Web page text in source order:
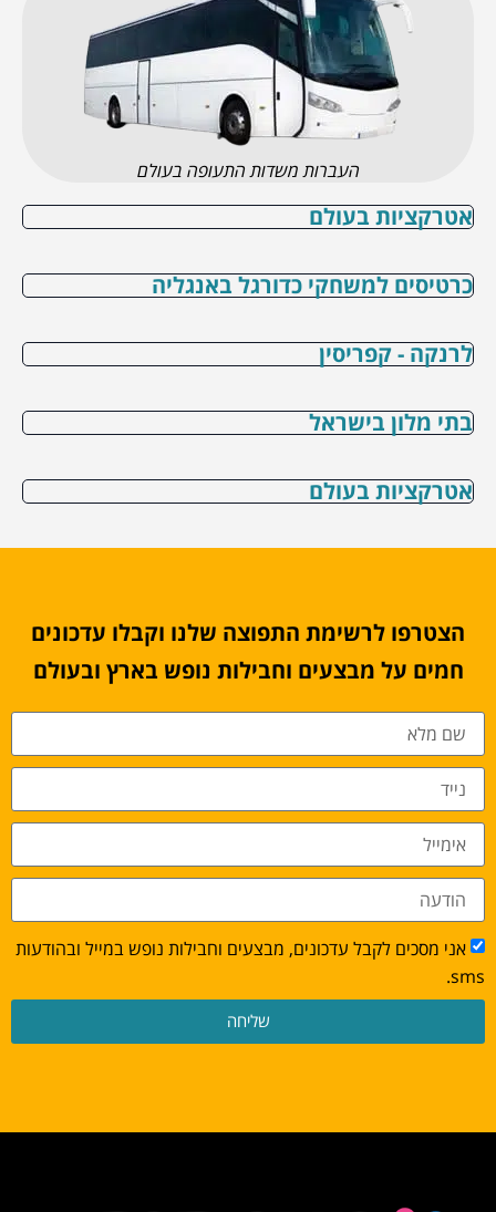
העברות משדות התעופה בעולם
אטרקציות בעולם
כרטיסים למשחקי כדורגל באנגליה
לרנקה - קפריסין
בתי מלון בישראל
אטרקציות בעולם
הצטרפו לרשימת התפוצה שלנו וקבלו עדכונים
חמים על מבצעים וחבילות נופש בארץ ובעולם
אני מסכים לקבל עדכונים, מבצעים וחבילות נופש במייל ובהודעות
sms.
שליחה